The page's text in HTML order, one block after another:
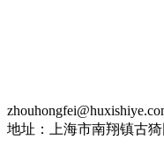
地址：上海市南翔镇古